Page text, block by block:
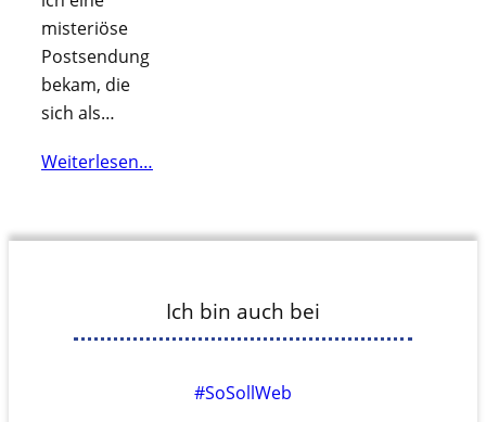
misteriöse
Postsendung
bekam, die
sich als…
Weiterlesen…
Ich bin auch bei
#SoSollWeb